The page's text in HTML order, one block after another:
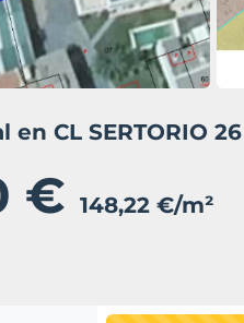
CL SERTORIO 26
€ 148,22 €/m²